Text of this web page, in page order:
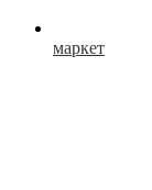
маркет